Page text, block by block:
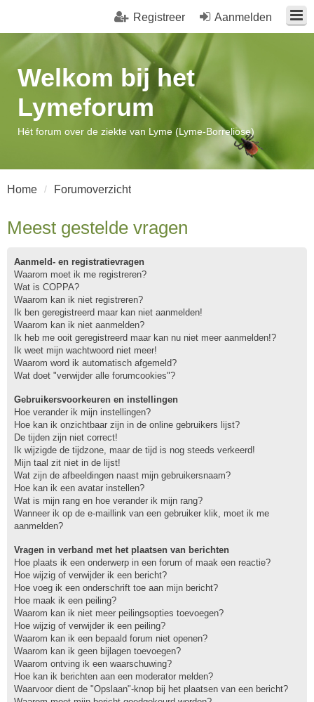
Aanmelden
Registreer
Welkom bij het
Lymeforum
Hét forum over de ziekte van Lyme (Lyme-Borreliose)
Home Forumoverzicht
Meest gestelde vragen
Aanmeld- en registratievragen
Waarom moet ik me registreren?
Wat is COPPA?
Waarom kan ik niet registreren?
Ik ben geregistreerd maar kan niet aanmelden!
Waarom kan ik niet aanmelden?
Ik heb me ooit geregistreerd maar kan nu niet meer aanmelden!?
Ik weet mijn wachtwoord niet meer!
Waarom word ik automatisch afgemeld?
Wat doet "verwijder alle forumcookies"?
Gebruikersvoorkeuren en instellingen
Hoe verander ik mijn instellingen?
Hoe kan ik onzichtbaar zijn in de online gebruikers lijst?
De tijden zijn niet correct!
Ik wijzigde de tijdzone, maar de tijd is nog steeds verkeerd!
Mijn taal zit niet in de lijst!
Wat zijn de afbeeldingen naast mijn gebruikersnaam?
Hoe kan ik een avatar instellen?
Wat is mijn rang en hoe verander ik mijn rang?
Wanneer ik op de e-maillink van een gebruiker klik, moet ik me
aanmelden?
Vragen in verband met het plaatsen van berichten
Hoe plaats ik een onderwerp in een forum of maak een reactie?
Hoe wijzig of verwijder ik een bericht?
Hoe voeg ik een onderschrift toe aan mijn bericht?
Hoe maak ik een peiling?
Waarom kan ik niet meer peilingsopties toevoegen?
Hoe wijzig of verwijder ik een peiling?
Waarom kan ik een bepaald forum niet openen?
Waarom kan ik geen bijlagen toevoegen?
Waarom ontving ik een waarschuwing?
Hoe kan ik berichten aan een moderator melden?
Waarvoor dient de "Opslaan"-knop bij het plaatsen van een bericht?